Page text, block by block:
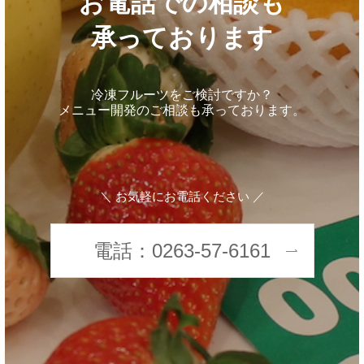
承っております
冷凍フルーツをご検討ですか？
メニュー開発のご相談も承っております。
＼ お気軽にお電話ください ／
電話：0263-57-6161